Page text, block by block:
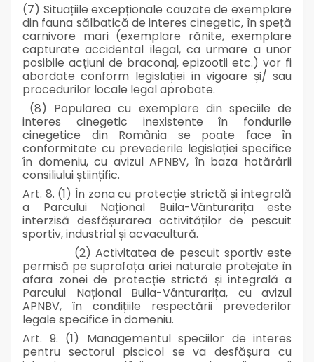
(7) Situațiile excepționale cauzate de exemplare
din fauna sălbatică de interes cinegetic, în speță
carnivore mari (exemplare rănite, exemplare
capturate accidental ilegal, ca urmare a unor
posibile acțiuni de braconaj, epizootii etc.) vor fi
abordate conform legislației în vigoare și/ sau
procedurilor locale legal aprobate.
(8) Popularea cu exemplare din speciile de
interes cinegetic inexistente în fondurile
cinegetice din România se poate face în
conformitate cu prevederile legislației specifice
în domeniu, cu avizul APNBV, în baza hotărârii
consiliului științific.
Art. 8. (1) În zona cu protecție strictă și integrală
a Parcului Național Buila-Vânturarița este
interzisă desfășurarea activităților de pescuit
sportiv, industrial și acvacultură.
(2) Activitatea de pescuit sportiv este
permisă pe suprafața ariei naturale protejate în
afara zonei de protecție strictă și integrală a
Parcului Național Buila-Vânturarița, cu avizul
APNBV, în condițiile respectării prevederilor
legale specifice în domeniu.
Art. 9. (1) Managementul speciilor de interes
pentru sectorul piscicol se va desfășura cu